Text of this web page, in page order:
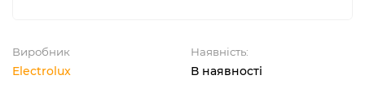
Виробник
Electrolux
Наявність:
В наявності